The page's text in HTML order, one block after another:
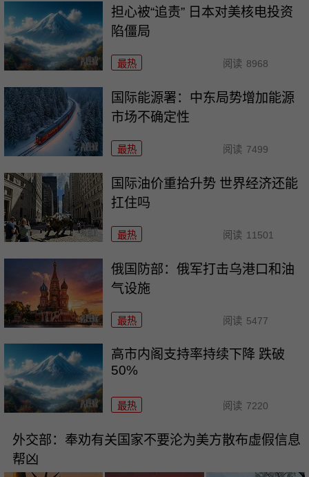
担心被“追责” 日本对美核电投资
陷僵局
最热 阅读 8968
国际能源署：中东局势增加能源
市场不确定性
最热 阅读 7499
国际油价重拾升势 世界经济还能
扛住吗
最热 阅读 11501
俄国防部：俄军打击乌港口和油
气设施
最热 阅读 5477
高市内阁支持率持续下降 跌破
50%
最热 阅读 7220
外交部：奉劝有关国家不要沦为美方散布虚假信息
帮凶